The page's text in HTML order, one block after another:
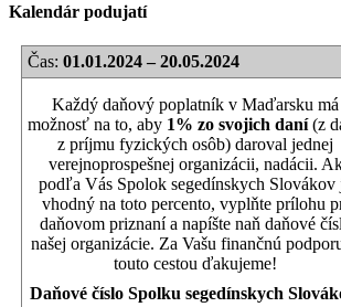
Kalendár podujatí
Čas: 01.01.2024 – 20.05.2024
Každý daňový poplatník v Maďarsku má
možnosť na to, aby 1% zo svojich daní(z
z príjmu fyzických osôb) daroval jednej
verejnoprospešnej organizácii, nadácii.
podľa Vás Spolok segedínskych Slovákov
vhodný na toto percento, vyplňte prílohu
daňovom priznaní a napíšte naň daňové
našej organizácie. Za Vašu finančnú
touto cestou ďakujeme!
Daňové číslo Spolku segedínskych